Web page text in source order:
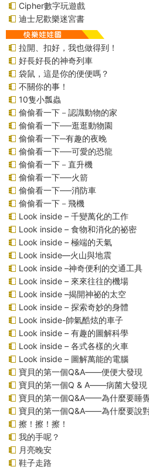
Cipher數字玩遊戲
迪士尼歡樂迷宮書
拉開、扣好，我也做得到！
好長好長的神奇列車
袋鼠，這是你的便便嗎？
不關你的事！
10隻小瓢蟲
偷偷看一下－認識動物的家
偷偷看一下──逛逛動物園
偷偷看一下─有趣的夜晚
偷偷看一下──可愛的恐龍
偷偷看一下－直升機
偷偷看一下──火箭
偷偷看一下──消防車
偷偷看一下－飛機
Look inside – 千變萬化的工作
Look inside – 食物和消化的祕密
Look inside – 極端的天氣
Look inside—火山與地震
Look inside –神奇便利的交通工具
Look inside – 來來往往的機場
Look inside –揭開神祕的太空
Look inside – 探索奇妙的身體
Look inside-帥氣酷炫的車子
Look inside – 有趣的圖解科學
Look inside – 各式各樣的火車
Look inside – 圖解萬能的電腦
寶貝的第一個Q&A――便便大發現
寶貝的第一個Q & A――病菌大發現
寶貝的第一個Q&A——為什麼要睡
寶貝的第一個Q&A――為什麼要說
擦！擦！擦！
我的手呢？
月亮晚安
鞋子走路